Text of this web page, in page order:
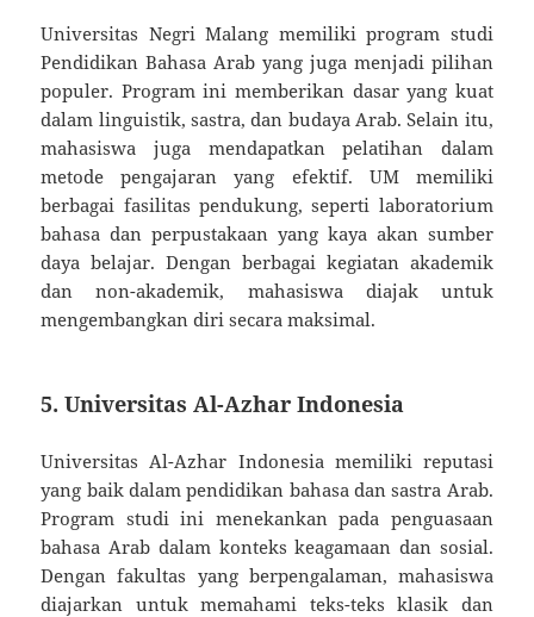
Universitas Negri Malang memiliki program studi
Pendidikan Bahasa Arab yang juga menjadi pilihan
populer. Program ini memberikan dasar yang kuat
dalam linguistik, sastra, dan budaya Arab. Selain itu,
mahasiswa juga mendapatkan pelatihan dalam
metode pengajaran yang efektif. UM memiliki
berbagai fasilitas pendukung, seperti laboratorium
bahasa dan perpustakaan yang kaya akan sumber
daya belajar. Dengan berbagai kegiatan akademik
dan non-akademik, mahasiswa diajak untuk
mengembangkan diri secara maksimal.
5. Universitas Al-Azhar Indonesia
Universitas Al-Azhar Indonesia memiliki reputasi
yang baik dalam pendidikan bahasa dan sastra Arab.
Program studi ini menekankan pada penguasaan
bahasa Arab dalam konteks keagamaan dan sosial.
Dengan fakultas yang berpengalaman, mahasiswa
diajarkan untuk memahami teks-teks klasik dan